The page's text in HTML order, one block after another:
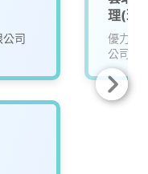
公司
理(理
優力華
公司